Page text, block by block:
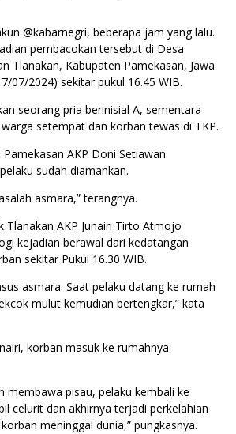
@kabarnegri, beberapa jam yang lalu.
pembacokan tersebut di Desa
Tlanakan, Kabupaten Pamekasan, Jawa
07/2024) sekitar pukul 16.45 WIB.
seorang pria berinisial A, sementara
setempat dan korban tewas di TKP.
AKP Doni Setiawan
sudah diamankan.
asmara,” terangnya.
Tlanakan AKP Junairi Tirto Atmojo
kejadian berawal dari kedatangan
sekitar Pukul 16.30 WIB.
asmara. Saat pelaku datang ke rumah
mulut kemudian bertengkar,” kata
korban masuk ke rumahnya
membawa pisau, pelaku kembali ke
celurit dan akhirnya terjadi perkelahian
meninggal dunia,” pungkasnya.